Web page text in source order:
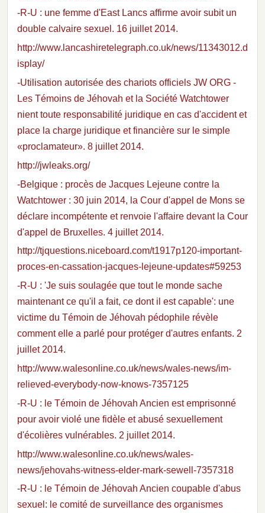
-R-U : une femme d'East Lancs affirme avoir subit un
double calvaire sexuel. 16 juillet 2014.
http://www.lancashiretelegraph.co.uk/news/11343012.d
isplay/
-Utilisation autorisée des chariots officiels JW ORG -
Les Témoins de Jéhovah et la Société Watchtower
nient toute responsabilité juridique en cas d'accident et
place la charge juridique et financière sur le simple
«proclamateur». 8 juillet 2014.
http://jwleaks.org/
-Belgique : procès de Jacques Lejeune contre la
Watchtower : 30 juin 2014, la Cour d'appel de Mons se
déclare incompétente et renvoie l'affaire devant la Cour
d'appel de Bruxelles. 4 juillet 2014.
http://tjquestions.niceboard.com/t1917p120-important-
proces-en-cassation-jacques-lejeune-updates#59253
-R-U : 'Je suis soulagée que tout le monde sache
maintenant ce qu'il a fait, ce dont il est capable': une
victime du Témoin de Jéhovah pédophile révèle
comment elle a parlé pour protéger d'autres enfants. 2
juillet 2014.
http://www.walesonline.co.uk/news/wales-news/im-
relieved-everybody-now-knows-7357125
-R-U : le Témoin de Jéhovah Ancien est emprisonné
pour avoir violé une fidèle et abusé sexuellement
d'écolières vulnérables. 2 juillet 2014.
http://www.walesonline.co.uk/news/wales-
news/jehovahs-witness-elder-mark-sewell-7357318
-R-U : le Témoin de Jéhovah Ancien coupable d'abus
sexuel: le comité de surveillance des organismes